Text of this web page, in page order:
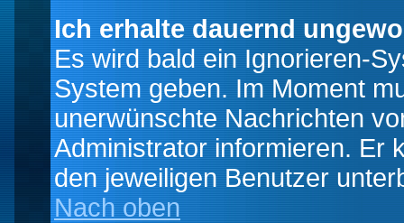
Ich erhalte dauernd
Es wird bald ein Ignorieren-
System geben. Im Moment
unerwünschte Nachrichten
Administrator informieren. Er
den jeweiligen Benutzer
Nach oben